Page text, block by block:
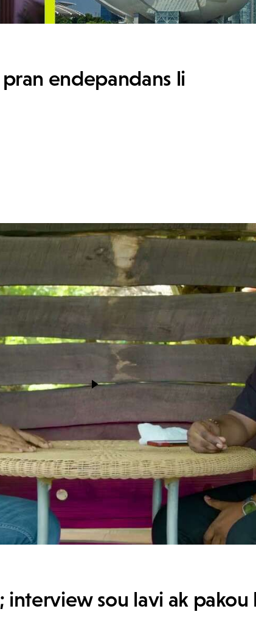
endepandans li
interview sou lavi ak pakou